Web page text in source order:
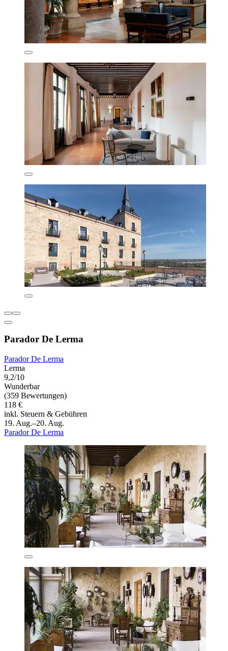
Parador De Lerma
Parador De Lerma
Lerma
9,2/10
Wunderbar
(359 Bewertungen)
118 €
inkl. Steuern & Gebühren
19. Aug.–20. Aug.
Parador De Lerma